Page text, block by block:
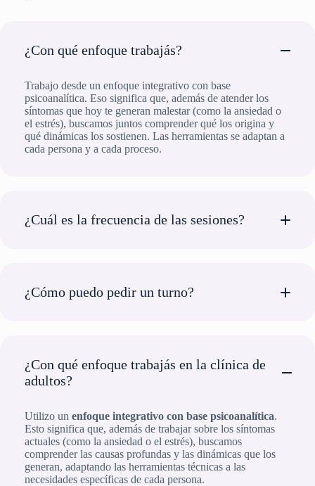
¿Con qué enfoque trabajás?
Trabajo desde un enfoque integrativo con base
psicoanalítica. Eso significa que, además de atender los
síntomas que hoy te generan malestar (como la ansiedad o
el estrés), buscamos juntos comprender qué los origina y
qué dinámicas los sostienen. Las herramientas se adaptan a
cada persona y a cada proceso.
¿Cuál es la frecuencia de las sesiones?
¿Cómo puedo pedir un turno?
¿Con qué enfoque trabajás en la clínica de
adultos?
Utilizo un enfoque integrativo con base psicoanalítica.
Esto significa que, además de trabajar sobre los síntomas
actuales (como la ansiedad o el estrés), buscamos
comprender las causas profundas y las dinámicas que los
generan, adaptando las herramientas técnicas a las
necesidades específicas de cada persona.